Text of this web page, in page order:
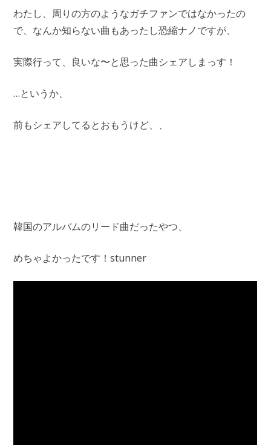
わたし、周りの方のようなガチファンではなかったの
で、なんか知らない曲もあったし恐縮ナノですが、
実際行って、良いな〜と思った曲シェアしまっす！
…というか、
前もシェアしてるとおもうけど、、
韓国のアルバムのリード曲だったやつ、
めちゃよかったです！stunner